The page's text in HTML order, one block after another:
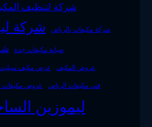
شركة لتنظيف
شركة شركة مكيفات بالرياض
صيانة مكيفات جدة
عرض مكيف عروض المكيف
عروض مكيفات فني مكيفات الرياض
ليموزين